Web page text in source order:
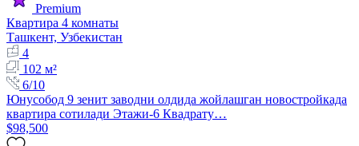
Premium
Квартира 4 комнаты
Ташкент, Узбекистан
4
102 м²
6/10
Юнусобод 9 зенит заводни олдида жойлашган новостройкада
квартира сотилади Этажи-6 Квадрату…
$98,500